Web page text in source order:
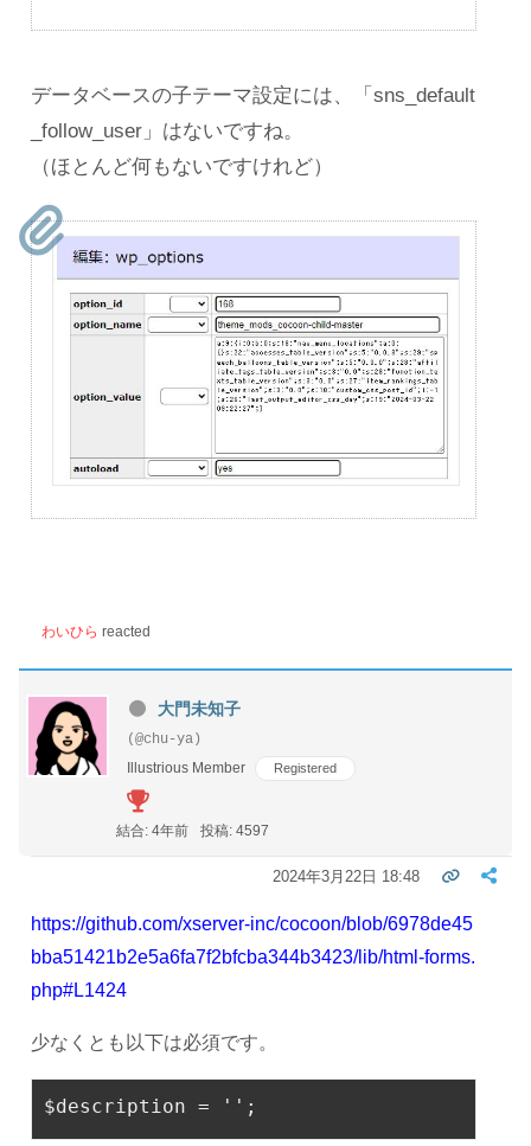
データベースの子テーマ設定には、「sns_default
_follow_user」はないですね。
（ほとんど何もないですけれど）
わいひら reacted
大門未知子
(@chu-ya)
Illustrious Member
Registered
結合: 4年前 投稿: 4597
2024年3月22日 18:48
https://github.com/xserver-inc/cocoon/blob/6978de45
bba51421b2e5a6fa7f2bfcba344b3423/lib/html-forms.
php#L1424
少なくとも以下は必須です。
$description = '' ;